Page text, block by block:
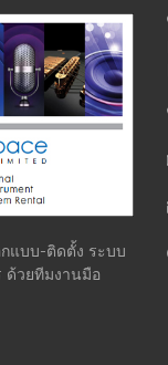
แบบ-ติดตั้ง ระบบ
ด้วยทีมงานมือ